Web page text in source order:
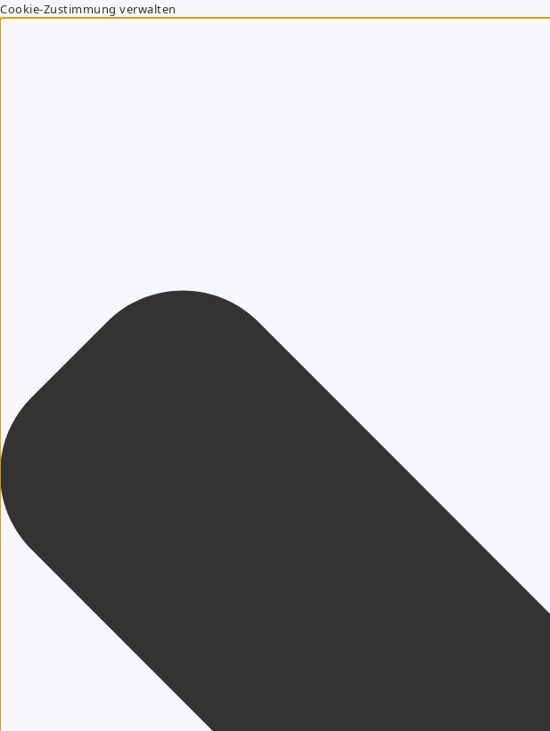
Cookie-Zustimmung verwalten